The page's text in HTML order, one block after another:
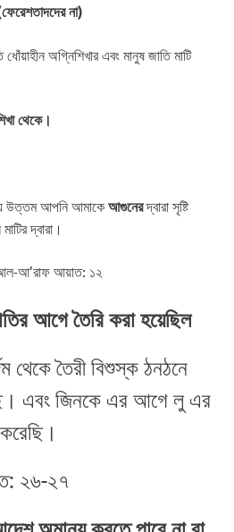
না)
অগ্নিশিখার এবং মানুষ জাতি মাটি
থেকে।
উত্তম আপনি আমাকেআগুনেরদ্বারা সৃষ্টি
দ্বারা।
আ’রাফ আয়াত: ১২
আগে তৈরি করা হয়েছিল
থেকে তৈরী বিশুস্ক ঠনঠনে
এবং জিনকে এর আগে লু এর
২৬-২৭